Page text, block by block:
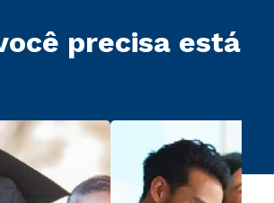
precisa está